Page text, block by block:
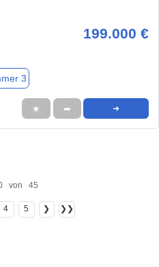
199.000 €
3
★ ➦ ➜
von 45
4 5 ❯ ❯❯